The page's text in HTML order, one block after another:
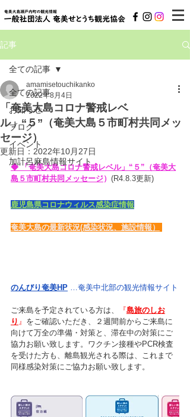
記事
全ての記事
お知らせ
ブログ
イベント
加計呂麻島情報サイト
全ての記事
「奄美大島コロナ警戒レベ
ル」“５”（奄美大島５市町村共同メッ
セージ）
amamisetouchikanko
2022年8月4日
更新日： 2022年10月27日
◆ 「奄美大島コロナ警戒レベル」“５”（奄美大
島５市町村共同メッセージ） (R4.8.3更新)
鹿児島県コロナウィルス感染症情報
奄美大島の最新状況(感染状況、施設情報）
のんびり奄美HP …奄美中北部の観光情報サイト
ご来島を予定されている方は、 『島旅のしお
り 』 をご確認いただき、２週間前からご来島に
向けて万全の準備・対策と、滞在中の対策にご
協力お願い致します。ワクチン接種やPCR検査
を受けた方も、離島観光される際は、これまで
同様感染対策にご協力お願い致します。